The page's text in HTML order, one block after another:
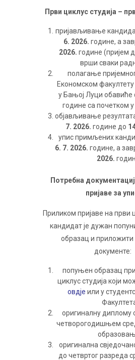
Први циклус студија –
пријављивање
6. 2026. године, а
2026. године (пријем
врши сваки
полагање
Економском
у Бањој Луци обавиће
године са почетком у
објављивање
7. 2026. године до
упис примљених
6. 7. 2026. године, а
2026.
Потребна
пријаве за
Приликом пријаве на први
кандидат је дужан
образац и
документе:
попуњен образац
циклус студија који
овдје или у
оригиналну диплому
четворогодишњем
оригинална
до четвртог разреда